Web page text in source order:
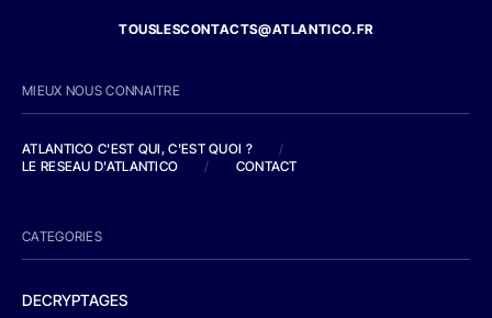
TOUSLESCONTACTS@ATLANTICO.FR
MIEUX NOUS CONNAITRE
ATLANTICO C'EST QUI, C'EST QUOI ?
/
LE RESEAU D'ATLANTICO
/ CONTACT
CATEGORIES
DECRYPTAGES